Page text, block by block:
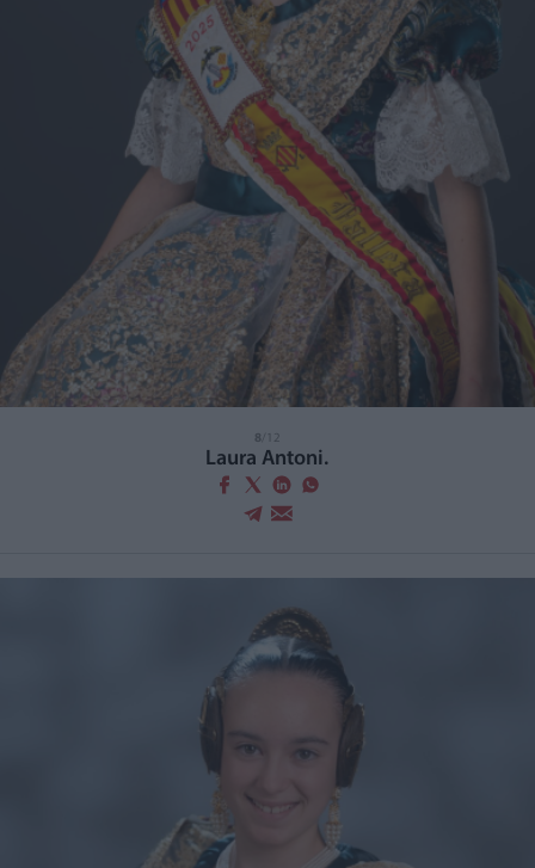
/12
Laura Antoni.